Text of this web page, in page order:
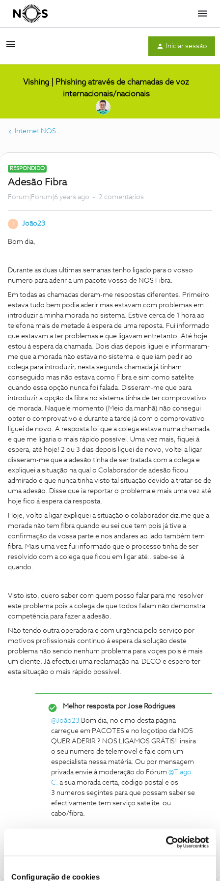
Configuração de cookies
Menu
Iniciar sessão
Vishing | Phishing através de chamadas de voz
internacionais/nacionais
Internet NOS
RESPONDIDO
Adesão Fibra
Forum|Forum|6 years ago 2 comentários
João23
Bom dia,
Durante as duas ultimas semanas tenho ligado para o vosso
numero para aderir a um pacote vosso de NOS Fibra.
Em todas as chamadas deram-me respostas diferentes. Primeiro
estava tudo bem podia aderir mas estavam com problemas em
introduzir a minha morada no sistema. Estive cerca de 1 hora ao
telefona mais de metade á espera de uma reposta. Fui informado
que estavam a ter problemas e que ligavam entretanto. Até hoje
estou á espera da chamada. Dois dias depois liguei e informaram-
me que a morada não estava no sistema e que iam pedir ao
colega para introduzir, nesta segunda chamada já tinham
conseguido mas não estava como Fibra e sim como satélite
quando essa opção nunca foi falada. Disseram-me que para
introduzir a opção da fibra no sistema tinha de ter comprovativo
de morada. Naquele momento (Meio da manhã) não consegui
obter o comprovativo e durante a tarde já com o comprovativo
liguei de novo. A resposta foi que a colega estava numa chamada
e que me ligaria o mais rápido possível. Uma vez mais, fiquei á
espera, até hoje! 2 ou 3 dias depois liguei de novo, voltei a ligar
disseram-me que a adesão tinha de ser tratada com a colega e
expliquei a situação na qual o Colaborador de adesão ficou
admirado e que nunca tinha visto tal situação devido a tratar-se de
uma adesão. Disse que ia reportar o problema e mais uma vez até
hoje fico á espera da resposta.
Hoje, volto a ligar expliquei a situação o colaborador diz.me que a
morada não tem fibra quando eu sei que tem pois já tive a
confirmação da vossa parte e nos andares ao lado também tem
fibra. Mais uma vez fui informado que o processo tinha de ser
resolvido com a colega que ficou em ligar até.. sabe-se lá
quando.
Visto isto, quero saber com quem posso falar para me resolver
este problema pois a colega de que todos falam não demonstra
competência para fazer a adesão.
Não tendo outra operadora e com urgência pelo serviço por
motivos profissionais continuo á espera da solução deste
problema não sendo nenhum problema para voçes pois é mais
um cliente. Já efectuei uma reclamação na DECO e espero ter
esta situação o mais rápido possível.
Melhor resposta porJose Rodrigues
@João23 Bom dia, no cimo desta página
carregue em PACOTES e no logotipo da NOS
QUER ADERIR ? NOS LIGAMOS GRÁTIS! insira
o seu numero de telemovel e fale com um
especialista nessa matéria. Ou por mensagem
privada envie à moderação do Fórum @Tiago
C. a sua morada certa, código postal e os
3 numeros segintes para que possam saber se
efectivamente tem serviço satelite ou
cabo/fibra.